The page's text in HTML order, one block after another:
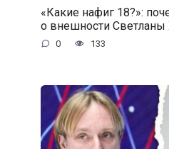
«Какие нафиг 18?»:
о внешности Светланы
0 133